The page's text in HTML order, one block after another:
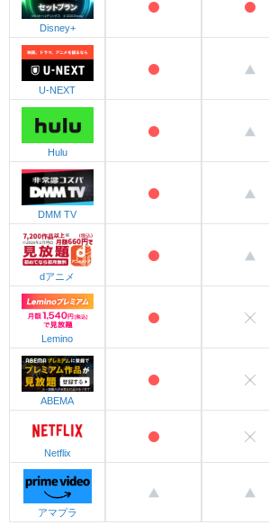
Disney+
U-NEXT
Hulu
DMM TV
dアニメ
Lemino
ABEMA
Netflix
アマプラ